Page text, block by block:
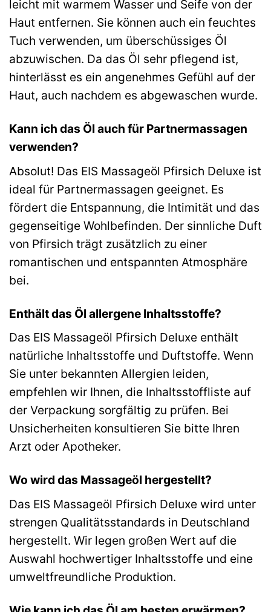
leicht mit warmem Wasser und Seife von der
Haut entfernen. Sie können auch ein feuchtes
Tuch verwenden, um überschüssiges Öl
abzuwischen. Da das Öl sehr pflegend ist,
hinterlässt es ein angenehmes Gefühl auf der
Haut, auch nachdem es abgewaschen wurde.
Kann ich das Öl auch für Partnermassagen
verwenden?
Absolut! Das EIS Massageöl Pfirsich Deluxe ist
ideal für Partnermassagen geeignet. Es
fördert die Entspannung, die Intimität und das
gegenseitige Wohlbefinden. Der sinnliche Duft
von Pfirsich trägt zusätzlich zu einer
romantischen und entspannten Atmosphäre
bei.
Enthält das Öl allergene Inhaltsstoffe?
Das EIS Massageöl Pfirsich Deluxe enthält
natürliche Inhaltsstoffe und Duftstoffe. Wenn
Sie unter bekannten Allergien leiden,
empfehlen wir Ihnen, die Inhaltsstoffliste auf
der Verpackung sorgfältig zu prüfen. Bei
Unsicherheiten konsultieren Sie bitte Ihren
Arzt oder Apotheker.
Wo wird das Massageöl hergestellt?
Das EIS Massageöl Pfirsich Deluxe wird unter
strengen Qualitätsstandards in Deutschland
hergestellt. Wir legen großen Wert auf die
Auswahl hochwertiger Inhaltsstoffe und eine
umweltfreundliche Produktion.